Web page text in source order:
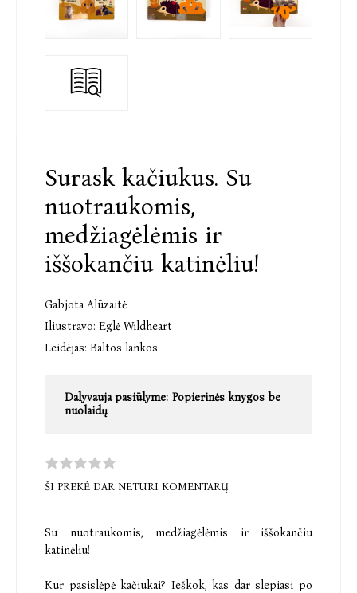
Surask kačiukus. Su
nuotraukomis,
medžiagėlėmis ir
iššokančiu katinėliu!
Gabjota Alūzaitė
Iliustravo: Eglė Wildheart
Leidėjas: Baltos lankos
Dalyvauja pasiūlyme: Popierinės knygos be
nuolaidų
ŠI PREKĖ DAR NETURI KOMENTARŲ
Su nuotraukomis, medžiagėlėmis ir iššokančiu
katinėliu!
Kur pasislėpė kačiukai? Ieškok, kas dar slepiasi po